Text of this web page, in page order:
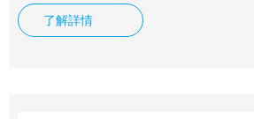
值，HAWE哈威PMV和PMVP型比例溢
為外控,與主油路分開（約200bar）.
了解詳情